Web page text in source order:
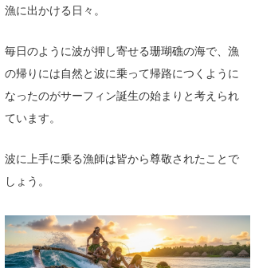
漁に出かける日々。
毎日のように波が押し寄せる珊瑚礁の海で、漁
の帰りには自然と波に乗って帰路につくように
なったのがサーフィン誕生の始まりと考えられ
ています。
波に上手に乗る漁師は皆から尊敬されたことで
しょう。
Naoya Kimoto
mitsuteru Kamio
Yasunari Inoue
Yoshiyuki Obata
熊谷素子
メディア
SURFMEDIA
Colors MAGAZINE
WAVAL
波伝説アンバサダー/プロライダー
福島寿実子
中浦“JET”章
植村未来
波伝説スタッフ
☆加藤
ECE
波伝説